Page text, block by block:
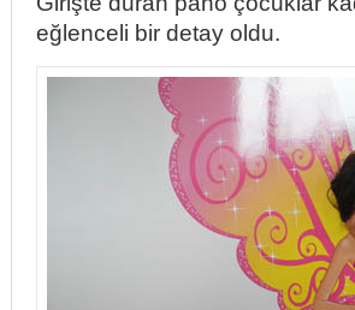
eğlenceli bir detay oldu.